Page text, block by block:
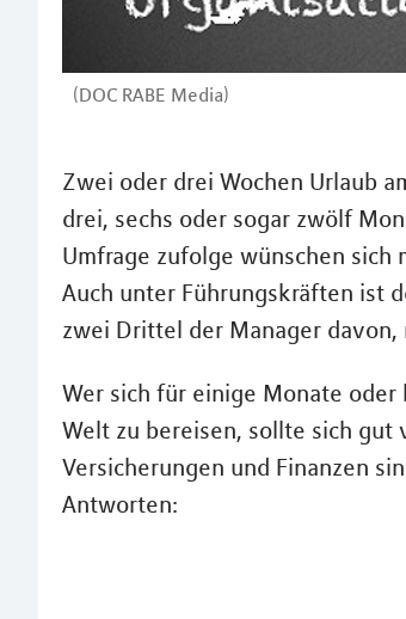
(DOC RABE Media)
Zwei oder drei Wochen Urlaub
drei, sechs oder sogar zwölf
Umfrage zufolge wünschen sich
Auch unter Führungskräften ist
zwei Drittel der Manager davon,
Wer sich für einige Monate
Welt zu bereisen, sollte sich gut
Versicherungen und Finanzen
Antworten: